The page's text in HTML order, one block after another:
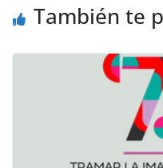
También te